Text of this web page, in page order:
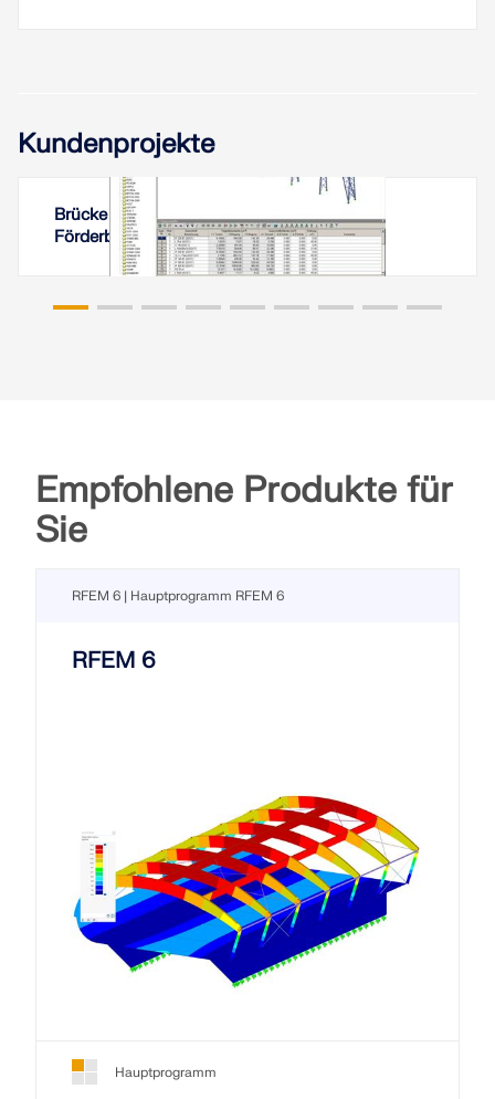
Kundenprojekte
Brücke über Schleifenwagen für
Förderbandanlage in Usbekistan
Empfohlene Produkte für
Sie
RFEM 6 | Hauptprogramm RFEM 6
RFEM 6
Hauptprogramm